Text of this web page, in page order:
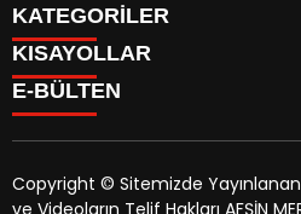
KATEGORİLER
SİYASET
EĞİTİM
MAGAZİN
MANŞETLER
KISAYOLLAR
SİYASET
EĞİTİM
KÜLTÜR SANAT
E-BÜLTEN
Copyright © Sitemizde Yayınlanan